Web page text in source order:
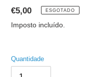
Preço
normal
€5,00 ESGOTADO
Imposto incluído.
Quantidade